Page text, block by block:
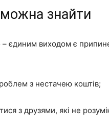
знайти
єдиним виходом є
з нестачею коштів;
з друзями, які не